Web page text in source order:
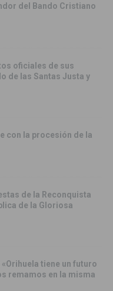
del Bando Cristiano
oficiales de sus
de las Santas Justa y
con la procesión de la
de la Reconquista
de la Gloriosa
tiene un futuro
remamos en la misma